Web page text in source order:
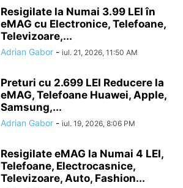
Resigilate la Numai 3.99 LEI în
eMAG cu Electronice, Telefoane,
Televizoare,...
Adrian Gabor - iul. 21, 2026, 11:50 AM
Preturi cu 2.699 LEI Reducere la
eMAG, Telefoane Huawei, Apple,
Samsung,...
Adrian Gabor - iul. 19, 2026, 8:06 PM
Resigilate eMAG la Numai 4 LEI,
Telefoane, Electrocasnice,
Televizoare, Auto, Fashion...